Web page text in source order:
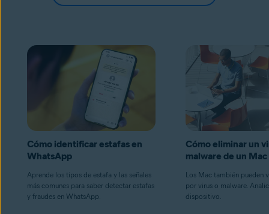
Cómo identificar estafas en
WhatsApp
Aprende los tipos de estafa y las señales
más comunes para saber detectar estafas
y fraudes en WhatsApp.
Cómo eliminar un
malware de un Mac
Los Mac también pueden
por virus o malware.
dispositivo.